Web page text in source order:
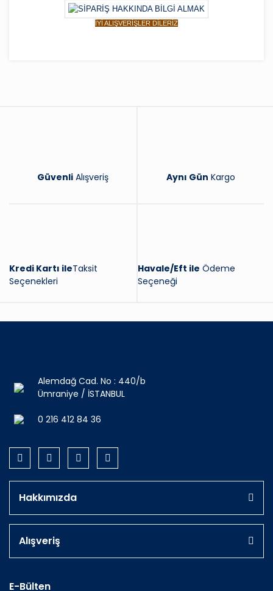
İYİ ALIŞVERİŞLER DİLERİZ
Güvenli Alışveriş Aynı Gün Kargo
Kredi Kartı ileTaksit
Seçenekleri
Havale/Eft ile Ödeme
Seçeneği
Alemdağ Cad. No : 440/b
Ümraniye / İSTANBUL
0 216 412 84 36
Hakkımızda
Alışveriş
E-Bülten